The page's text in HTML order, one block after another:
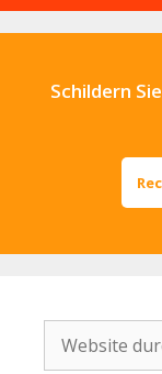
Schildern
Website
durchsuchen